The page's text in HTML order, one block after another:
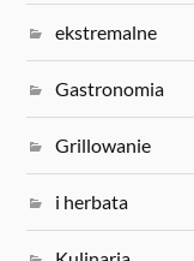
ekstremalne
Gastronomia
Grillowanie
i herbata